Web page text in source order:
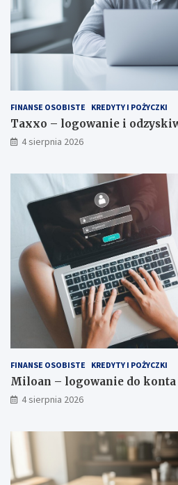
FINANSE OSOBISTE KREDYTY I POŻYCZKI
Taxxo – logowanie i
4 sierpnia 2026
FINANSE OSOBISTE KREDYTY I POŻYCZKI
Miloan – logowanie do
4 sierpnia 2026